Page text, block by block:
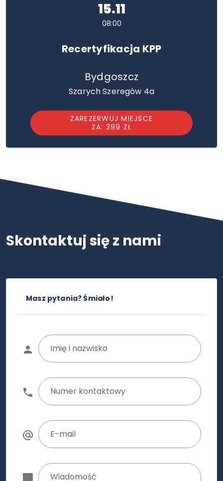
15.11
08:00
Recertyfikacja KPP
Bydgoszcz
Szarych Szeregów 4a
ZAREZERWUJ MIEJSCE
ZA: 399 ZŁ
Skontaktuj się z nami
Masz pytania? Śmiało!
Imię i nazwisko
Numer kontaktowy
E-mail
Wiadomość